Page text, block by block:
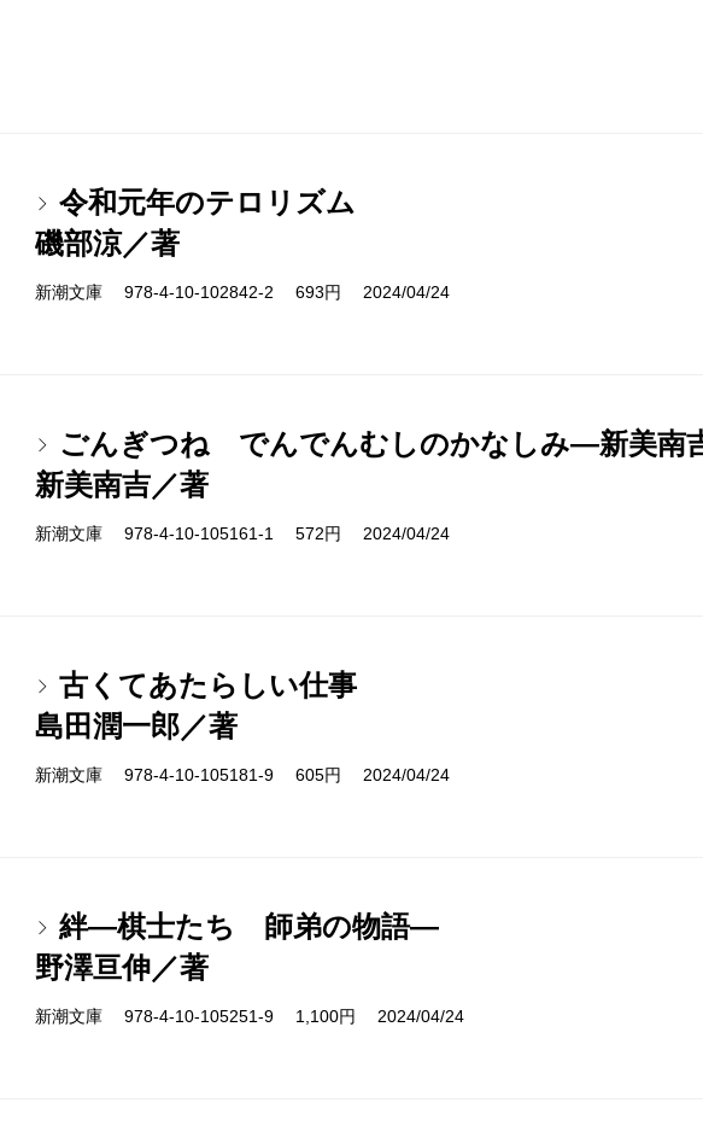
令和元年のテロリズム
磯部涼／著
新潮文庫 978-4-10-102842-2 693円 2024/04/24
ごんぎつね でんでんむしのかなしみ―新美南
新美南吉／著
新潮文庫 978-4-10-105161-1 572円 2024/04/24
古くてあたらしい仕事
島田潤一郎／著
新潮文庫 978-4-10-105181-9 605円 2024/04/24
絆―棋士たち 師弟の物語―
野澤亘伸／著
新潮文庫 978-4-10-105251-9 1,100円 2024/04/24